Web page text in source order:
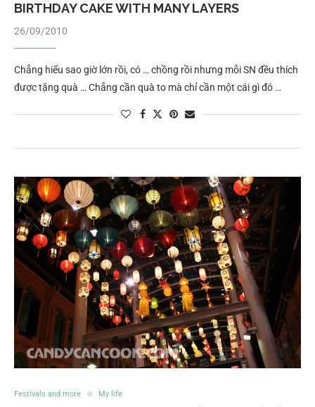
BIRTHDAY CAKE WITH MANY LAYERS
26/09/2010
Chẳng hiểu sao giờ lớn rồi, có … chồng rồi nhưng mỗi SN đều thích
được tặng quà … Chẳng cần quà to mà chỉ cần một cái gì đó …
Festivals and more My life